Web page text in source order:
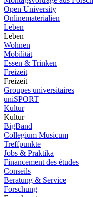
Open University
Onlinematerialien
Leben
Leben
Wohnen
Mobilität
Essen & Trinken
Freizeit
Freizeit
Groupes universitaires
uniSPORT
Kultur
Kultur
BigBand
Collegium Musicum
Treffpunkte
Jobs & Praktika
Financement des études
Conseils
Beratung & Service
Forschung